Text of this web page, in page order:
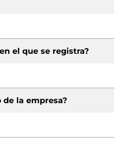
el que se registra?
de la empresa?